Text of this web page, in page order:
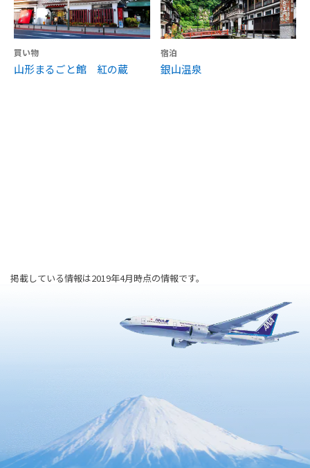
買い物
山形まるごと館 紅の蔵
宿泊
銀山温泉
掲載している情報は2019年4月時点の情報です。